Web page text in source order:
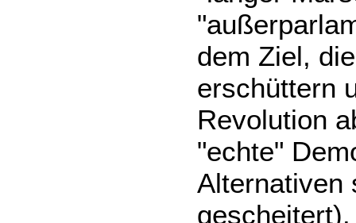
dem Ziel,
erschüttern
Revolution
"echte"
Alternativen
gescheitert).